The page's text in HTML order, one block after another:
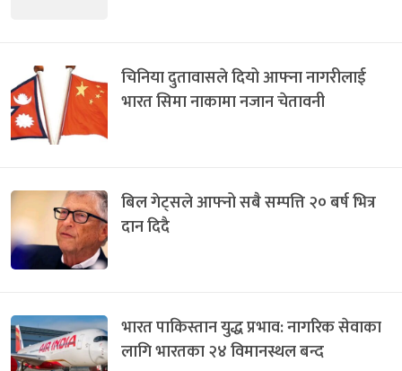
चिनिया दुतावासले दियो आफ्ना नागरीलाई
भारत सिमा नाकामा नजान चेतावनी
बिल गेट्सले आफ्नो सबै सम्पत्ति २० बर्ष भित्र
दान दिदै
भारत पाकिस्तान युद्ध प्रभाव: नागरिक सेवाका
लागि भारतका २४ विमानस्थल बन्द